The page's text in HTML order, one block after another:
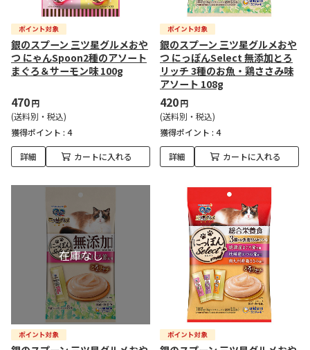
銀のスプーン 三ツ星グルメおや
つ にゃんSpoon2種のアソート
まぐろ＆サーモン味 100g
470円
(送料別・税込)
獲得ポイント : 4
詳細 カートに入れる
銀のスプーン 三ツ星グルメおや
つ にっぽんSelect 無添加とろ
リッチ 3種のお魚・鶏ささみ味
アソート 108g
420円
(送料別・税込)
獲得ポイント : 4
詳細 カートに入れる